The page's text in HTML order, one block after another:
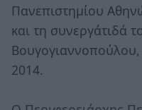
Πανεπιστημίου
και τη συνεργάτιδά
2014.